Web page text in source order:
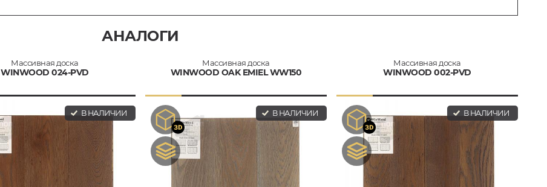
АНАЛОГИ
Массивная доска
WINWOOD 024-PVD
В НАЛИЧИИ
Массивная доска
WINWOOD OAK EMIEL WW150
В НАЛИЧИИ
Массивная доска
WINWOOD 002-PVD
В НАЛИЧИИ